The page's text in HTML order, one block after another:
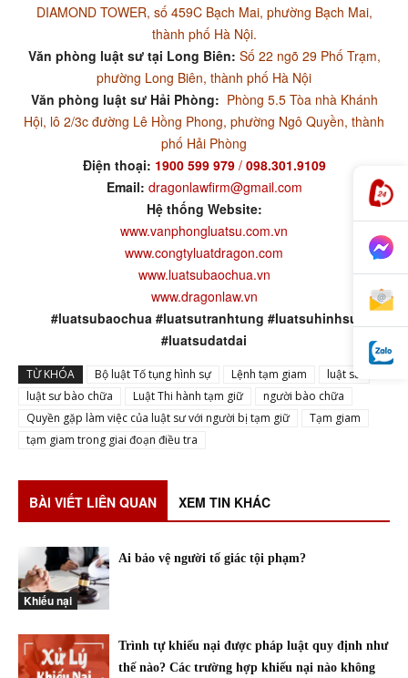
DIAMOND TOWER, số 459C Bạch Mai, phường Bạch Mai,
thành phố Hà Nội.
Văn phòng luật sư tại Long Biên: Số 22 ngõ 29 Phố Trạm,
phường Long Biên, thành phố Hà Nội
Văn phòng luật sư Hải Phòng: Phòng 5.5 Tòa nhà Khánh
Hội, lô 2/3c đường Lê Hồng Phong, phường Ngô Quyền, thành
phố Hải Phòng
Điện thoại: 1900 599 979/ 098.301.9109
Email: dragonlawfirm@gmail.com
Hệ thống Website:
www.vanphongluatsu.com.vn
www.congtyluatdragon.com
www.luatsubaochua.vn
www.dragonlaw.vn
#luatsubaochua #luatsutranhtung #luatsuhinhsu
#luatsudatdai
TỪ KHÓA Bộ luật Tố tụng hình sự Lệnh tạm giam
luật sư
luật sư bào chữa
Luật Thi hành tạm giữ
người bào chữa
Quyền gặp làm việc của luật sư với người bị tạm giữ
Tạm giam
tạm giam trong giai đoạn điều tra
BÀI VIẾT LIÊN QUAN XEM TIN KHÁC
Khiếu nại
Ai bảo vệ người tố giác tội phạm?
Trình tự khiếu nại được pháp luật quy định như
thế nào? Các trường hợp khiếu nại nào không